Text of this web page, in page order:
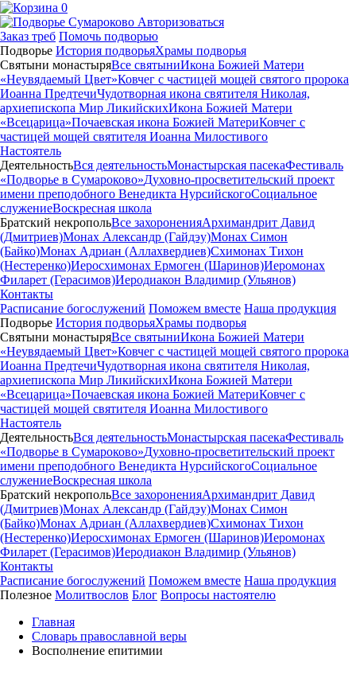
0
Авторизоваться
Заказ треб Помочь подворью
Подворье История подворьяХрамы подворья
Святыни монастыряВсе святыниИкона Божией Матери
«Неувядаемый Цвет»Ковчег с частицей мощей святого пророка
Иоанна ПредтечиЧудотворная икона святителя Николая,
архиепископа Мир ЛикийскихИкона Божией Матери
«Всецарица»Почаевская икона Божией МатериКовчег с
частицей мощей святителя Иоанна Милостивого
Настоятель
ДеятельностьВся деятельностьМонастырская пасекаФестиваль
«Подворье в Сумароково»Духовно-просветительский проект
имени преподобного Венедикта НурсийскогоСоциальное
служениеВоскресная школа
Братский некропольВсе захороненияАрхимандрит Давид
(Дмитриев)Монах Александр (Гайдэу)Монах Симон
(Байко)Монах Адриан (Аллахвердиев)Схимонах Тихон
(Нестеренко)Иеросхимонах Ермоген (Шаринов)Иеромонах
Филарет (Герасимов)Иеродиакон Владимир (Ульянов)
Контакты
Расписание богослужений Поможем вместе Наша продукция
Подворье История подворьяХрамы подворья
Святыни монастыряВсе святыниИкона Божией Матери
«Неувядаемый Цвет»Ковчег с частицей мощей святого пророка
Иоанна ПредтечиЧудотворная икона святителя Николая,
архиепископа Мир ЛикийскихИкона Божией Матери
«Всецарица»Почаевская икона Божией МатериКовчег с
частицей мощей святителя Иоанна Милостивого
Настоятель
ДеятельностьВся деятельностьМонастырская пасекаФестиваль
«Подворье в Сумароково»Духовно-просветительский проект
имени преподобного Венедикта НурсийскогоСоциальное
служениеВоскресная школа
Братский некропольВсе захороненияАрхимандрит Давид
(Дмитриев)Монах Александр (Гайдэу)Монах Симон
(Байко)Монах Адриан (Аллахвердиев)Схимонах Тихон
(Нестеренко)Иеросхимонах Ермоген (Шаринов)Иеромонах
Филарет (Герасимов)Иеродиакон Владимир (Ульянов)
Контакты
Расписание богослужений Поможем вместе Наша продукция
Полезное Молитвослов Блог Вопросы настоятелю
Главная
Словарь православной веры
Восполнение епитимии